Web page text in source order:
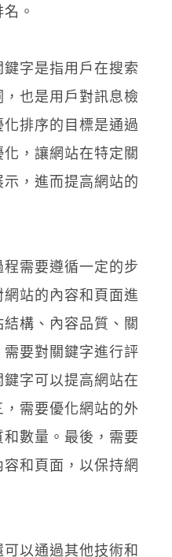
。
字是指用戶在搜索
也是用戶對訊息檢
排序的目標是通過
，讓網站在特定關
，進而提高網站的
需要遵循一定的步
站的內容和頁面進
構、內容品質、關
要對關鍵字進行評
字可以提高網站在
需要優化網站的外
數量。最後，需要
和頁面，以保持網
以通過其他技術和